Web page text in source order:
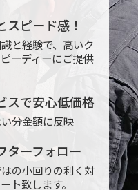
スピード感！
と経験で、高いク
ーディーにご提供
スで安心低価格
分金額に反映
ターフォロー
の小回りの利く対
ト致します。